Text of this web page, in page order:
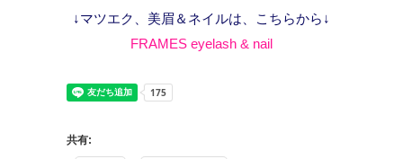
↓マツエク、美眉＆ネイルは、こちらから↓
FRAMES eyelash & nail
共有: